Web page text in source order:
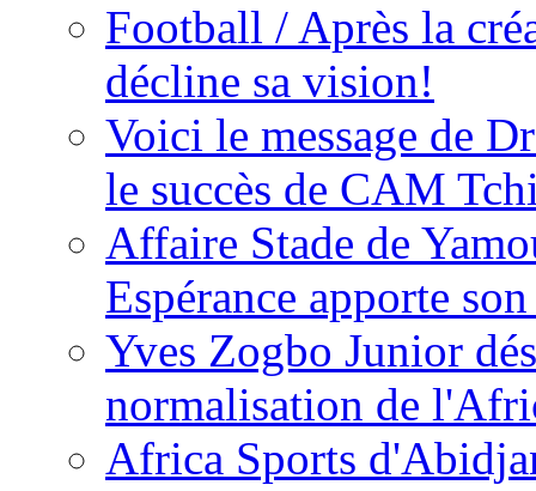
Football / Après la
décline sa vision!
Voici le message de
le succès de CAM
Affaire Stade de
Espérance apporte
Yves Zogbo Junior
normalisation de
Africa Sports